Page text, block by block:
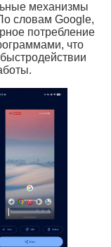
механизмы
словам Google,
потребление
что